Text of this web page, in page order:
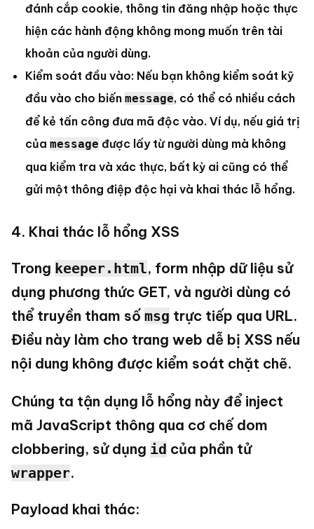
đánh cắp cookie, thông tin đăng nhập hoặc thực
hiện các hành động không mong muốn trên tài
khoản của người dùng.
Kiểm soát đầu vào: Nếu bạn không kiểm soát kỹ
đầu vào cho biến message, có thể có nhiều cách
để kẻ tấn công đưa mã độc vào. Ví dụ, nếu giá trị
của message được lấy từ người dùng mà không
qua kiểm tra và xác thực, bất kỳ ai cũng có thể
gửi một thông điệp độc hại và khai thác lỗ hổng.
4. Khai thác lỗ hổng XSS
Trong keeper.html, form nhập dữ liệu sử
dụng phương thức GET, và người dùng có
thể truyền tham số msg trực tiếp qua URL.
Điều này làm cho trang web dễ bị XSS nếu
nội dung không được kiểm soát chặt chẽ.
Chúng ta tận dụng lỗ hổng này để inject
mã JavaScript thông qua cơ chế dom
clobbering, sử dụng id của phần tử
wrapper.
Payload khai thác: